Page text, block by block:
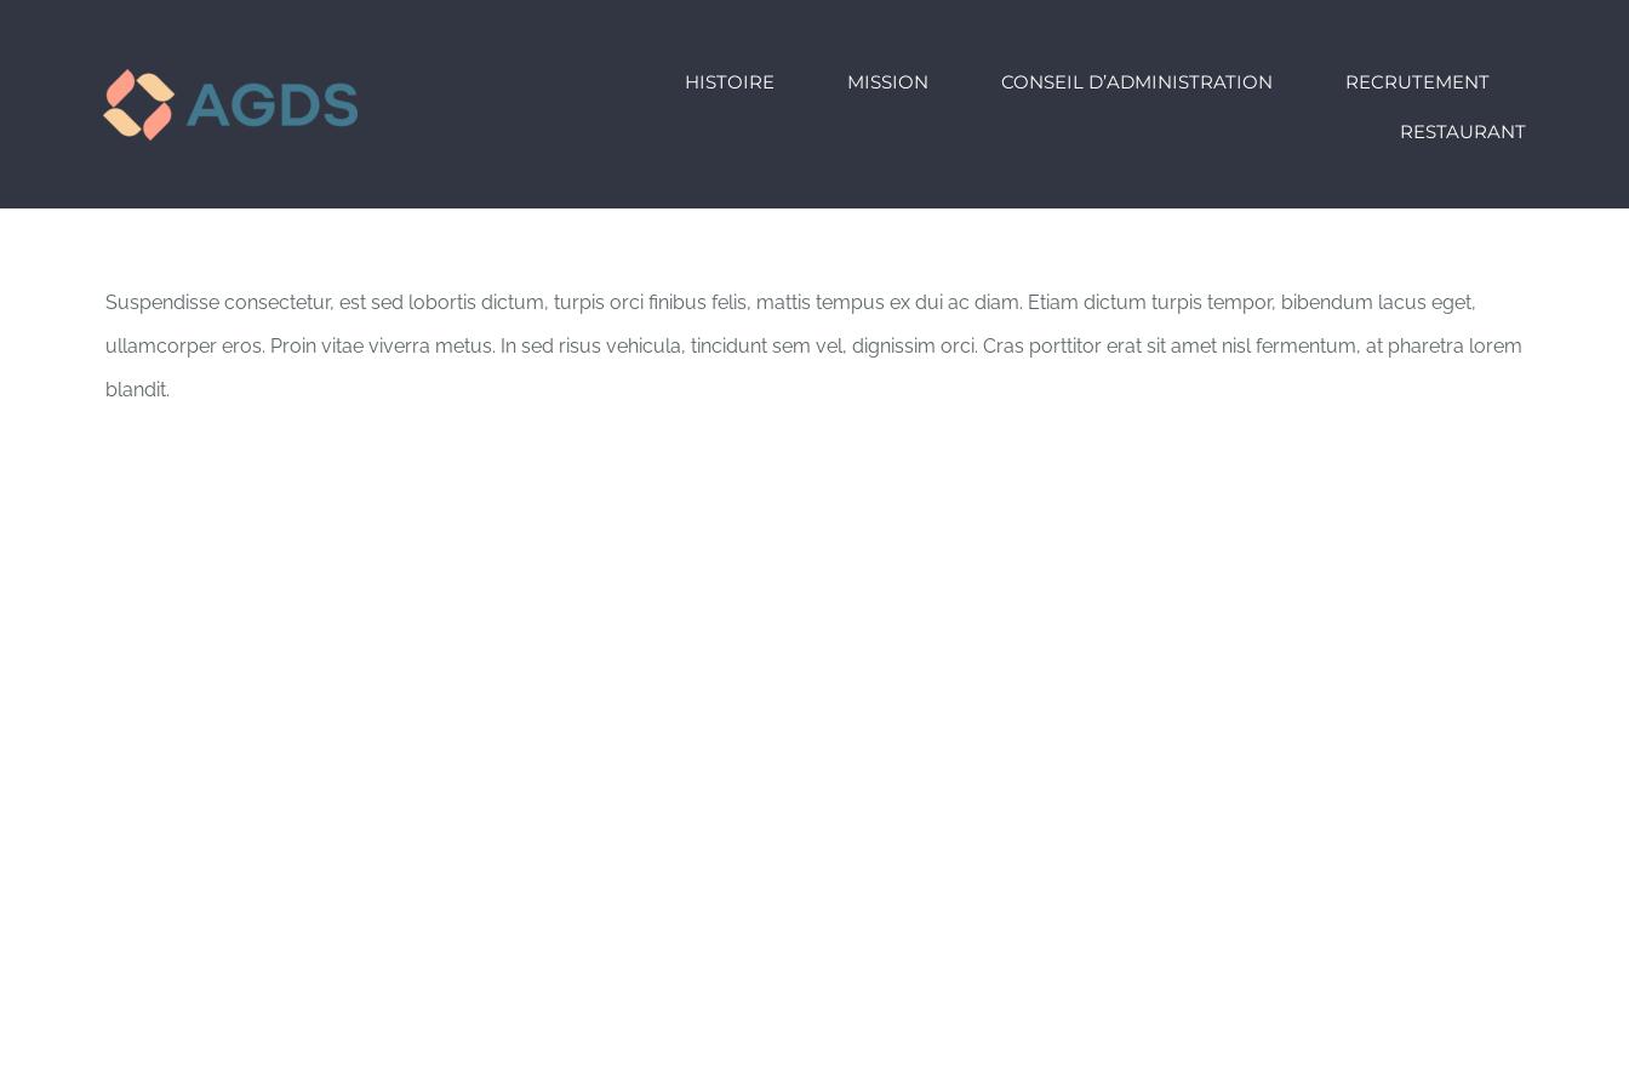
HISTOIRE MISSION CONSEIL D’ADMINISTRATION RECRUTEMENT
RESTAURANT
Suspendisse consectetur, est sed lobortis dictum, turpis orci finibus felis, mattis tempus ex dui ac diam. Etiam dictum turpis tempor, bibendum lacus eget,
ullamcorper eros. Proin vitae viverra metus. In sed risus vehicula, tincidunt sem vel, dignissim orci. Cras porttitor erat sit amet nisl fermentum, at pharetra lorem
blandit.